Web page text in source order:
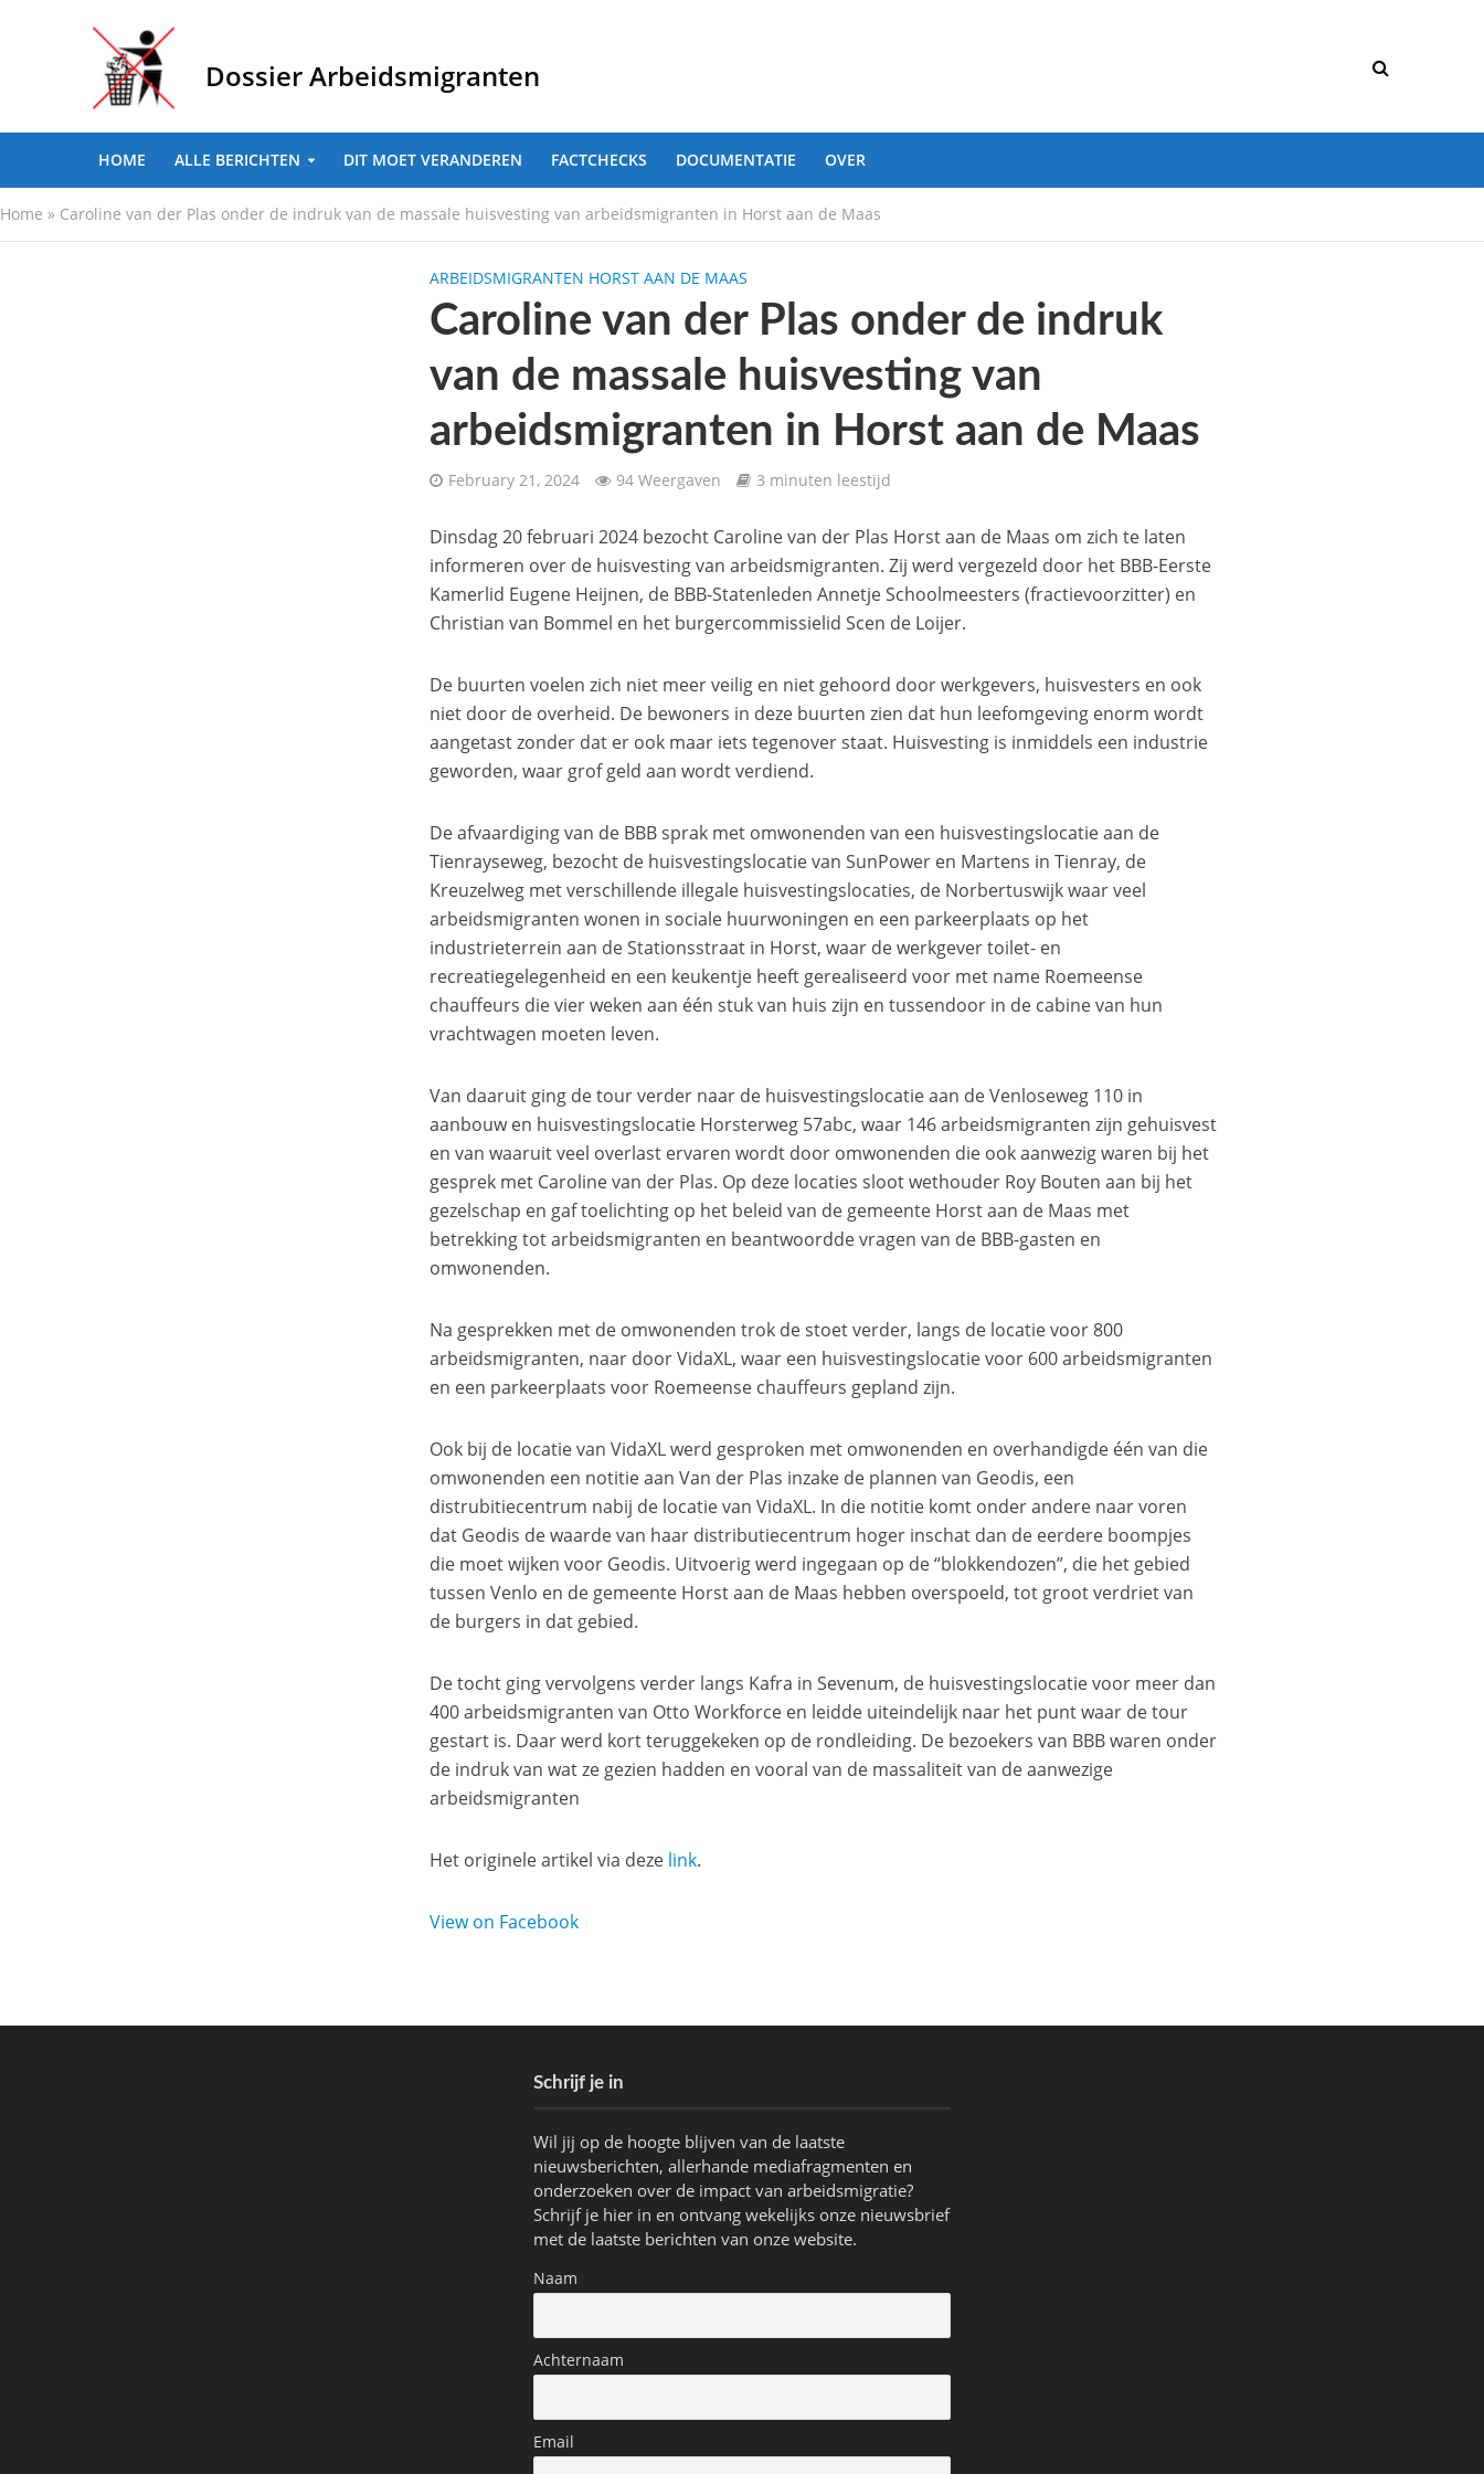
Dossier Arbeidsmigranten
HOME ALLE BERICHTEN DIT MOET VERANDEREN FACTCHECKS DOCUMENTATIE OVER
Home » Caroline van der Plas onder de indruk van de massale huisvesting van arbeidsmigranten in Horst aan de Maas
ARBEIDSMIGRANTEN HORST AAN DE MAAS
Caroline van der Plas onder de indruk
van de massale huisvesting van
arbeidsmigranten in Horst aan de Maas
February 21, 2024 94 Weergaven 3 minuten leestijd
Dinsdag 20 februari 2024 bezocht Caroline van der Plas Horst aan de Maas om zich te laten
informeren over de huisvesting van arbeidsmigranten. Zij werd vergezeld door het BBB-Eerste
Kamerlid Eugene Heijnen, de BBB-Statenleden Annetje Schoolmeesters (fractievoorzitter) en
Christian van Bommel en het burgercommissielid Scen de Loijer.
De buurten voelen zich niet meer veilig en niet gehoord door werkgevers, huisvesters en ook
niet door de overheid. De bewoners in deze buurten zien dat hun leefomgeving enorm wordt
aangetast zonder dat er ook maar iets tegenover staat. Huisvesting is inmiddels een industrie
geworden, waar grof geld aan wordt verdiend.
De afvaardiging van de BBB sprak met omwonenden van een huisvestingslocatie aan de
Tienrayseweg, bezocht de huisvestingslocatie van SunPower en Martens in Tienray, de
Kreuzelweg met verschillende illegale huisvestingslocaties, de Norbertuswijk waar veel
arbeidsmigranten wonen in sociale huurwoningen en een parkeerplaats op het
industrieterrein aan de Stationsstraat in Horst, waar de werkgever toilet- en
recreatiegelegenheid en een keukentje heeft gerealiseerd voor met name Roemeense
chauffeurs die vier weken aan één stuk van huis zijn en tussendoor in de cabine van hun
vrachtwagen moeten leven.
Van daaruit ging de tour verder naar de huisvestingslocatie aan de Venloseweg 110 in
aanbouw en huisvestingslocatie Horsterweg 57abc, waar 146 arbeidsmigranten zijn gehuisvest
en van waaruit veel overlast ervaren wordt door omwonenden die ook aanwezig waren bij het
gesprek met Caroline van der Plas. Op deze locaties sloot wethouder Roy Bouten aan bij het
gezelschap en gaf toelichting op het beleid van de gemeente Horst aan de Maas met
betrekking tot arbeidsmigranten en beantwoordde vragen van de BBB-gasten en
omwonenden.
Na gesprekken met de omwonenden trok de stoet verder, langs de locatie voor 800
arbeidsmigranten, naar door VidaXL, waar een huisvestingslocatie voor 600 arbeidsmigranten
en een parkeerplaats voor Roemeense chauffeurs gepland zijn.
Ook bij de locatie van VidaXL werd gesproken met omwonenden en overhandigde één van die
omwonenden een notitie aan Van der Plas inzake de plannen van Geodis, een
distrubitiecentrum nabij de locatie van VidaXL. In die notitie komt onder andere naar voren
dat Geodis de waarde van haar distributiecentrum hoger inschat dan de eerdere boompjes
die moet wijken voor Geodis. Uitvoerig werd ingegaan op de “blokkendozen”, die het gebied
tussen Venlo en de gemeente Horst aan de Maas hebben overspoeld, tot groot verdriet van
de burgers in dat gebied.
De tocht ging vervolgens verder langs Kafra in Sevenum, de huisvestingslocatie voor meer dan
400 arbeidsmigranten van Otto Workforce en leidde uiteindelijk naar het punt waar de tour
gestart is. Daar werd kort teruggekeken op de rondleiding. De bezoekers van BBB waren onder
de indruk van wat ze gezien hadden en vooral van de massaliteit van de aanwezige
arbeidsmigranten
Het originele artikel via deze link.
View on Facebook
Schrijf je in
Wil jij op de hoogte blijven van de laatste
nieuwsberichten, allerhande mediafragmenten en
onderzoeken over de impact van arbeidsmigratie?
Schrijf je hier in en ontvang wekelijks onze nieuwsbrief
met de laatste berichten van onze website.
Naam
Achternaam
Email